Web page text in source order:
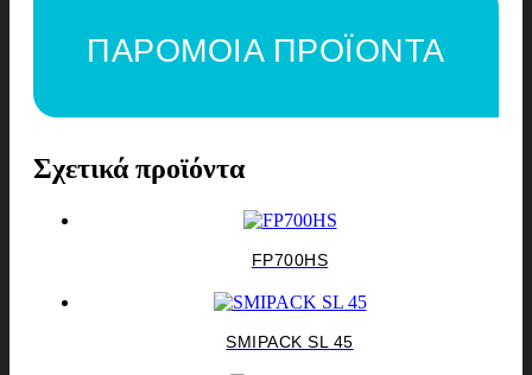
ΠΑΡΟΜΟΙΑ ΠΡΟΪΟΝΤΑ
Σχετικά προϊόντα
FP700HS
SMIPACK SL 45